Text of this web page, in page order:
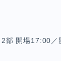
部 開場17:00／